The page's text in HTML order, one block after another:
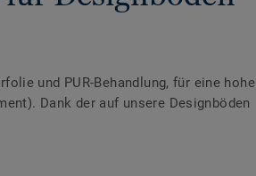
und PUR-Behandlung, für eine hohe
Dank der auf unsere Designböden